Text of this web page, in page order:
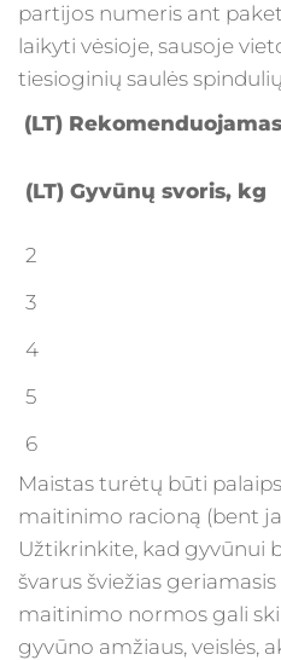
partijos numeris ant
laikyti vėsioje, sausoje
tiesioginių saulės
(LT)
(LT) Gyvūnų svoris, kg
2
3
4
5
6
Maistas turėtų būti
maitinimo racioną (bent
Užtikrinkite, kad gyvūnui
švarus šviežias
maitinimo normos gali
gyvūno amžiaus, veislės,